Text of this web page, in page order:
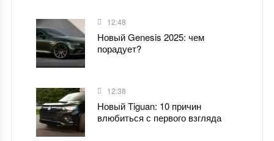
12:48
Новый Genesis 2025: чем
порадует?
12:38
Новый Tiguan: 10 причин
влюбиться с первого взгляда